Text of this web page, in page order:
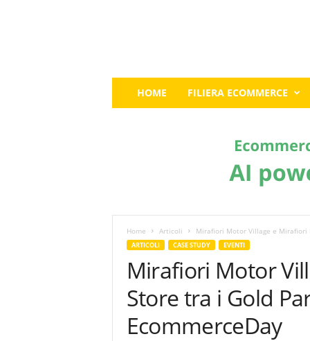
G
HOME FILIERA ECOMMERCE
Home Articoli Mirafiori Motor Village e Mirafiori
ARTICOLI CASE STUDY EVENTI
Mirafiori Motor
Store tra i Gold
EcommerceDay